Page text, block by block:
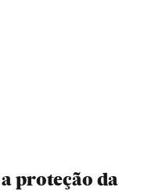
proteção da